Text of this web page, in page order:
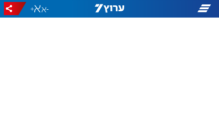
-
+